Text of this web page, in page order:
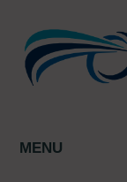
MENU